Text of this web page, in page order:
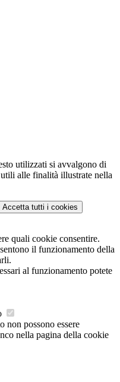
utilizzati si avvalgono di
alle finalità illustrate nella
Accetta tutti i cookies
quali cookie consentire.
il funzionamento della
al funzionamento potete
non possono essere
nella pagina della cookie